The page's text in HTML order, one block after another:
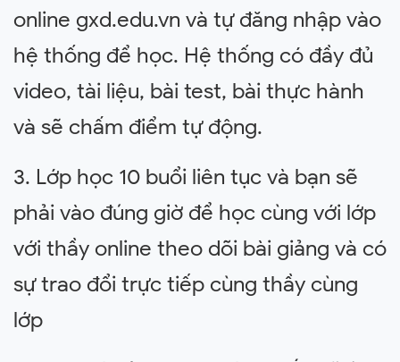
online gxd.edu.vn và tự đăng nhập vào
hệ thống để học. Hệ thống có đầy đủ
video, tài liệu, bài test, bài thực hành
và sẽ chấm điểm tự động.
3. Lớp học 10 buổi liên tục và bạn sẽ
phải vào đúng giờ để học cùng với lớp
với thầy online theo dõi bài giảng và có
sự trao đổi trực tiếp cùng thầy cùng
lớp